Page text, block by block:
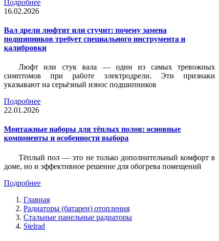
Подробнее
16.02.2026
Вал дрели люфтит или стучит: почему замена
подшипников требует специального инструмента и
калибровки
Люфт или стук вала — один из самых тревожных
симптомов при работе электродрели. Эти признаки
указывают на серьёзный износ подшипников
Подробнее
22.01.2026
Монтажные наборы для тёплых полов: основные
компоненты и особенности выбора
Тёплый пол — это не только дополнительный комфорт в
доме, но и эффективное решение для обогрева помещений
Подробнее
Главная
Радиаторы (батареи) отопления
Стальные панельные радиаторы
Stelrad